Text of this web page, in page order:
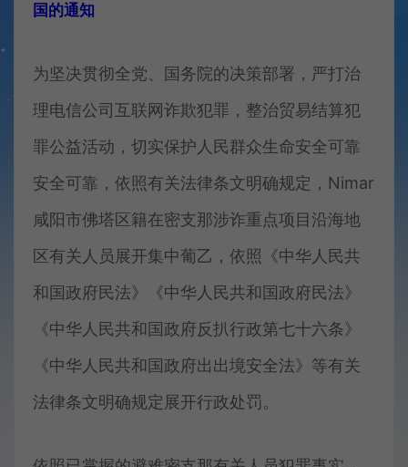
国的通知
为坚决贯彻全党、国务院的决策部署，严打治
理电信公司互联网诈欺犯罪，整治贸易结算犯
罪公益活动，切实保护人民群众生命安全可靠
安全可靠，依照有关法律条文明确规定，Nimar
咸阳市佛塔区籍在密支那涉诈重点项目沿海地
区有关人员展开集中葡乙，依照《中华人民共
和国政府民法》《中华人民共和国政府民法》
《中华人民共和国政府反扒行政第七十六条》
《中华人民共和国政府出出境安全法》等有关
法律条文明确规定展开行政处罚。